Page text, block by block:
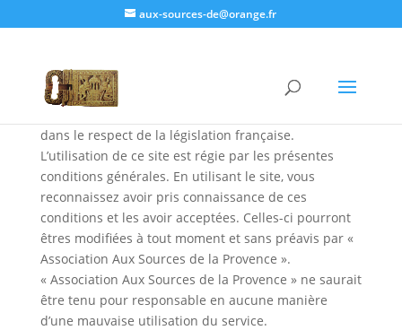
aux-sources-de@orange.fr
Conditions d’utilisation
dans le respect de la législation française.
L’utilisation de ce site est régie par les présentes
conditions générales. En utilisant le site, vous
reconnaissez avoir pris connaissance de ces
conditions et les avoir acceptées. Celles-ci pourront
êtres modifiées à tout moment et sans préavis par «
Association Aux Sources de la Provence ».
« Association Aux Sources de la Provence » ne saurait
être tenu pour responsable en aucune manière
d’une mauvaise utilisation du service.